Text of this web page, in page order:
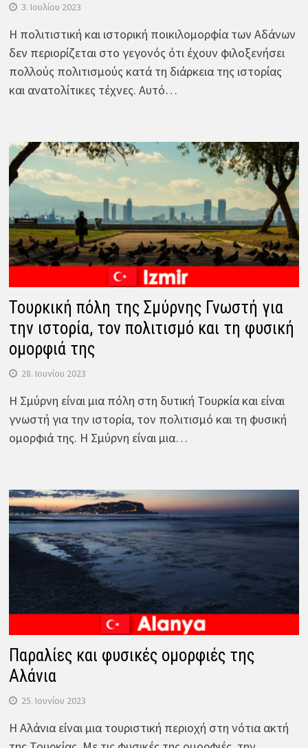
3. Ιουλίου 2023
Η πολιτιστική και ιστορική ποικιλομορφία των Αδάνων
δεν περιορίζεται στο γεγονός ότι έχουν φιλοξενήσει
πολλούς πολιτισμούς κατά τη διάρκεια της ιστορίας
και ανατολίτικες τέχνες. Αυτό…
Τουρκική πόλη της Σμύρνης Γνωστή για
την ιστορία, τον πολιτισμό και τη φυσική
ομορφιά της
28. Ιουνίου 2023
Η Σμύρνη είναι μια πόλη στη δυτική Τουρκία και είναι
γνωστή για την ιστορία, τον πολιτισμό και τη φυσική
ομορφιά της. Η Σμύρνη είναι μια…
Παραλίες και φυσικές ομορφιές της
Αλάνια
25. Ιουνίου 2023
Η Αλάνια είναι μια τουριστική περιοχή στη νότια ακτή